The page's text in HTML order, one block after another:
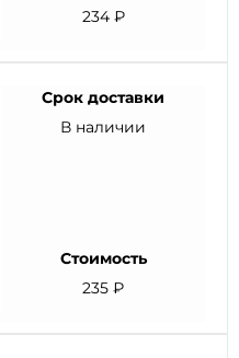
234 ₽
Срок доставки
В наличии
Стоимость
235 ₽